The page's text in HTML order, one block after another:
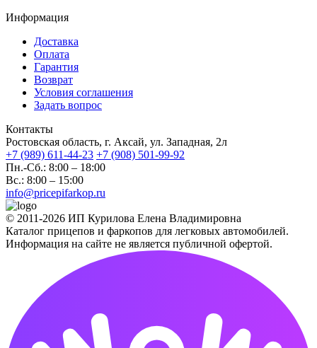
Информация
Доставка
Оплата
Гарантия
Возврат
Условия соглашения
Задать вопрос
Контакты
Ростовская область, г. Аксай, ул. Западная, 2л
+7 (989) 611-44-23 +7 (908) 501-99-92
Пн.-Сб.: 8:00 – 18:00
Вс.: 8:00 – 15:00
info@pricepifarkop.ru
© 2011-2026 ИП Курилова Елена Владимировна
Каталог прицепов и фаркопов для легковых автомобилей.
Информация на сайте не является публичной офертой.